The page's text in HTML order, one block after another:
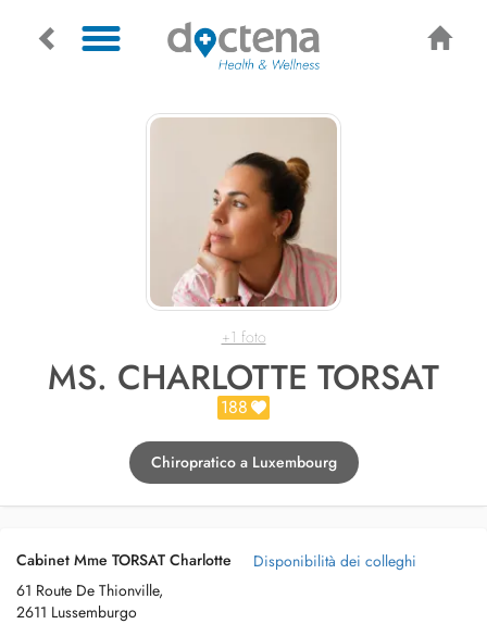
+1 foto
MS. CHARLOTTE TORSAT
188
Chiropratico a Luxembourg
Cabinet Mme TORSAT Charlotte
61 Route De Thionville,
2611 Lussemburgo
Disponibilità dei colleghi